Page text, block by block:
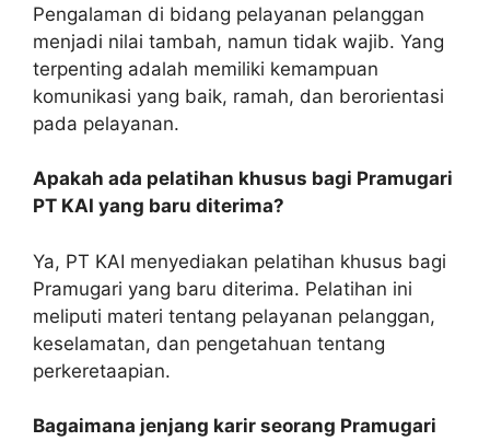
Pengalaman di bidang pelayanan pelanggan
menjadi nilai tambah, namun tidak wajib. Yang
terpenting adalah memiliki kemampuan
komunikasi yang baik, ramah, dan berorientasi
pada pelayanan.
Apakah ada pelatihan khusus bagi Pramugari
PT KAI yang baru diterima?
Ya, PT KAI menyediakan pelatihan khusus bagi
Pramugari yang baru diterima. Pelatihan ini
meliputi materi tentang pelayanan pelanggan,
keselamatan, dan pengetahuan tentang
perkeretaapian.
Bagaimana jenjang karir seorang Pramugari